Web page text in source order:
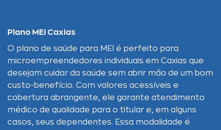
Plano MEI Caxias
O plano de saúde para MEI é perfeito para
microempreendedores individuais em Caxias que
desejam cuidar da saúde sem abrir mão de um bom
custo-benefício. Com valores acessíveis e
cobertura abrangente, ele garante atendimento
médico de qualidade para o titular e, em alguns
casos, seus dependentes. Essa modalidade é